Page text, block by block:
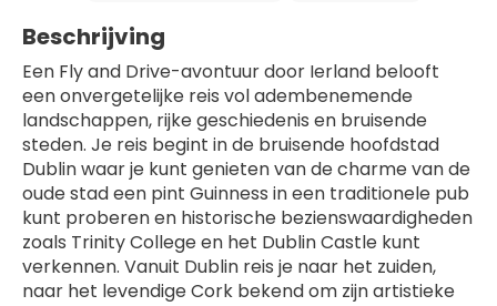
Beschrijving
Een Fly and Drive-avontuur door Ierland belooft
een onvergetelijke reis vol adembenemende
landschappen, rijke geschiedenis en bruisende
steden. Je reis begint in de bruisende hoofdstad
Dublin waar je kunt genieten van de charme van de
oude stad een pint Guinness in een traditionele pub
kunt proberen en historische bezienswaardigheden
zoals Trinity College en het Dublin Castle kunt
verkennen. Vanuit Dublin reis je naar het zuiden,
naar het levendige Cork bekend om zijn artistieke